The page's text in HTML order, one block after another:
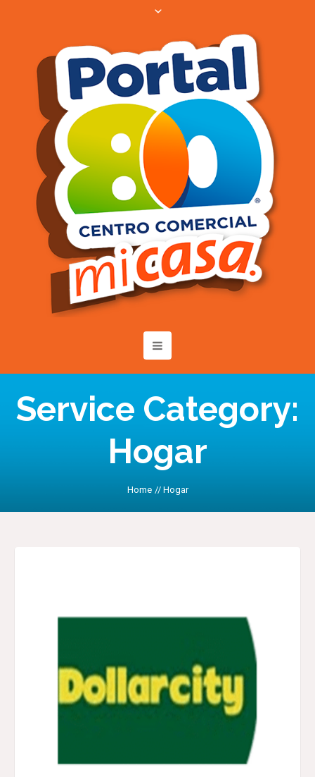
Service Category:
Hogar
Home // Hogar